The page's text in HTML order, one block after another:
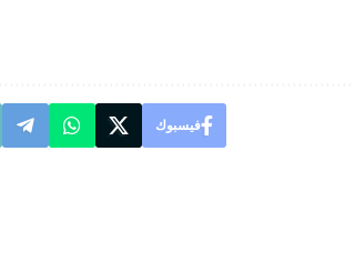
فيسبوك